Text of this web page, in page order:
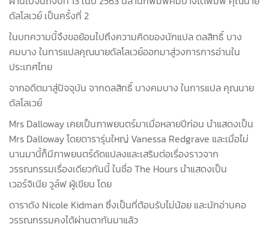
ดัลโลเวย์ เป็นครั้งที่ 2
ในบทความนี้จึงขอย้อนไปถึงความคิดของนักแปล ดลสิทธิ์ บาง
คมบาง ในการแปลคุณนายดัลโลเวย์ออกมาสู่วงการการอ่านใน
ประเทศไทย
จากอดีตมาสู่ปัจจุบัน จากดลสิทธิ์ บางคมบาง ในการแปล คุณนาย
ดัลโลเวย์
Mrs Dalloway เคยเป็นภาพยนตร์มาเมื่อหลายปีก่อน นำแสดงเป็น
Mrs Dalloway โดยดารารุ่นใหญ่ Vanessa Redgrave และเมื่อไม่
นานมานี้ก็มีภาพยนตร์ดัดแปลงและเสริมต่อเรื่องราวจาก
วรรณกรรมเรื่องเดียวกันนี้ ในชื่อ The Hours นำแสดงเป็น
เวอร์จิเนีย วูล์ฟ ผู้เขียน โดย
ดาราดัง Nicole Kidman ซึ่งเป็นที่ต้อนรับไม่น้อย และนักอ่านคอ
วรรณกรรมคงได้ผ่านตากันมาแล้ว